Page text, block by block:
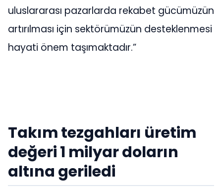
uluslararası pazarlarda rekabet gücümüzün
artırılması için sektörümüzün desteklenmesi
hayati önem taşımaktadır.”
Takım tezgahları üretim
değeri 1 milyar doların
altına geriledi